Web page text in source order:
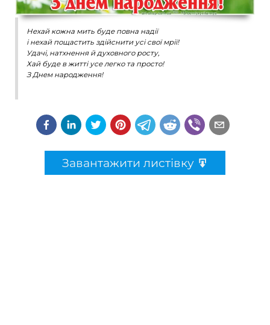
Нехай кожна мить буде повна надії
і нехай пощастить здійснити усі свої мрії!
Удачі, натхнення й духовного росту,
Хай буде в житті усе легко та просто!
З Днем народження!
Завантажити листівку